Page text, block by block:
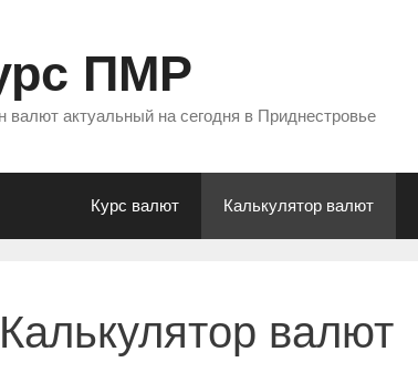
ПМР
валют актуальный на сегодня в Приднестровье
Курс валют Калькулятор валют
Калькулятор валют